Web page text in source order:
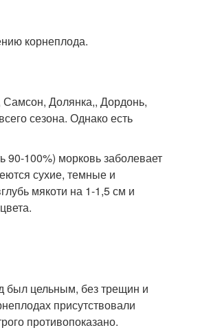
корнеплода.
Самсон, Долянка,, Дордонь,
сезона. Однако есть
100%) морковь заболевает
сухие, темные и
мякоти на 1-1,5 см и
был цельным, без трещин и
присутствовали
противопоказано.